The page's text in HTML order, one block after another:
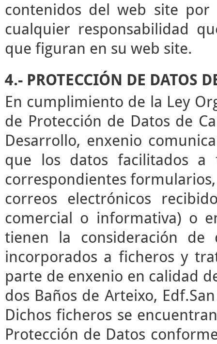
contenidos del web site por
cualquier responsabilidad
que figuran en su web site.
4.- PROTECCIÓN DE DATOS
En cumplimiento de la Ley
de Protección de Datos de
Desarrollo, enxenio
que los datos facilitados
correspondientes
correos electrónicos
comercial o informativa) o
tienen la consideración de
incorporados a ficheros y
parte de enxenio en calidad
dos Baños de Arteixo,
Dichos ficheros se
Protección de Datos